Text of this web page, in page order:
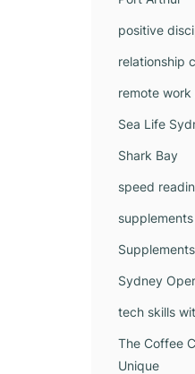
positive
relationship
remote
Sea Life
Shark Bay
speed
Sydney
tech skills
The Coffee
Unique